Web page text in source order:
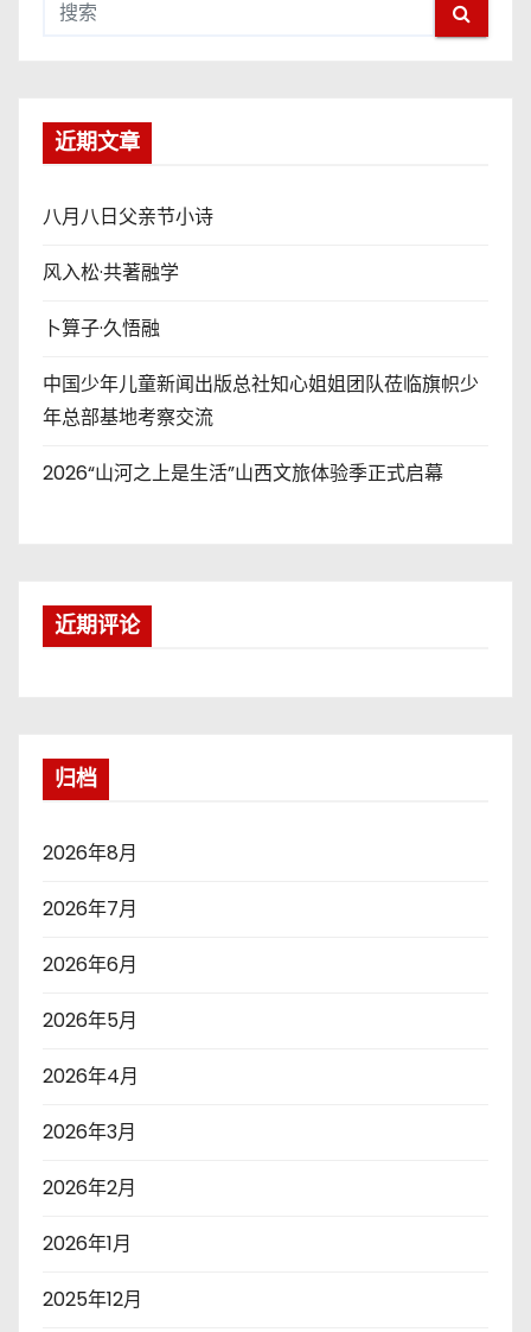
近期文章
八月八日父亲节小诗
风入松·共著融学
卜算子·久悟融
中国少年儿童新闻出版总社知心姐姐团队莅临旗帜少
年总部基地考察交流
2026“山河之上是生活”山西文旅体验季正式启幕
近期评论
归档
2026年8月
2026年7月
2026年6月
2026年5月
2026年4月
2026年3月
2026年2月
2026年1月
2025年12月